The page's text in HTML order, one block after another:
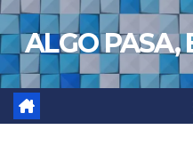
Saltar
al
contenido
ALGO PASA,